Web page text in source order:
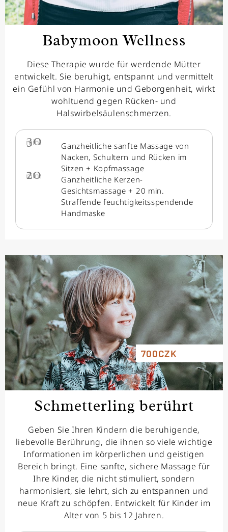
Babymoon Wellness
Diese Therapie wurde für werdende Mütter
entwickelt. Sie beruhigt, entspannt und vermittelt
ein Gefühl von Harmonie und Geborgenheit, wirkt
wohltuend gegen Rücken- und
Halswirbelsäulenschmerzen.
30
min.
Ganzheitliche sanfte Massage von
Nacken, Schultern und Rücken im
Sitzen + Kopfmassage
20
min.
Ganzheitliche Kerzen-
Gesichtsmassage + 20 min.
Straffende feuchtigkeitsspendende
Handmaske
700CZK
Schmetterling berührt
Geben Sie Ihren Kindern die beruhigende,
liebevolle Berührung, die ihnen so viele wichtige
Informationen im körperlichen und geistigen
Bereich bringt. Eine sanfte, sichere Massage für
Ihre Kinder, die nicht stimuliert, sondern
harmonisiert, sie lehrt, sich zu entspannen und
neue Kraft zu schöpfen. Entwickelt für Kinder im
Alter von 5 bis 12 Jahren.